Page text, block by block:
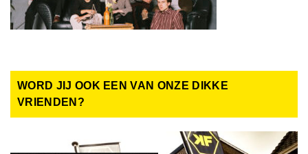
WORD JIJ OOK EEN VAN ONZE DIKKE
VRIENDEN?